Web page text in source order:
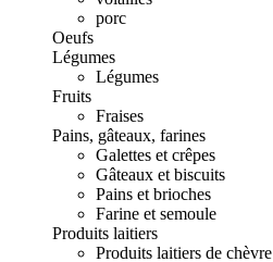
porc
Oeufs
Légumes
Légumes
Fruits
Fraises
Pains, gâteaux, farines
Galettes et crêpes
Gâteaux et biscuits
Pains et brioches
Farine et semoule
Produits laitiers
Produits laitiers de chèvre